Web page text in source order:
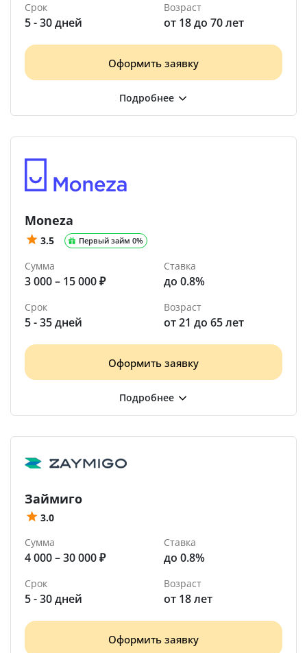
Срок
5 - 30 дней
Возраст
от 18 до 70 лет
Оформить заявку
Moneza
3.5 Первый займ 0%
Сумма
3 000 – 15 000 ₽
Ставка
до 0.8%
Срок
5 - 35 дней
Возраст
от 21 до 65 лет
Оформить заявку
Займиго
3.0
Сумма
4 000 – 30 000 ₽
Ставка
до 0.8%
Срок
5 - 30 дней
Возраст
от 18 лет
Оформить заявку